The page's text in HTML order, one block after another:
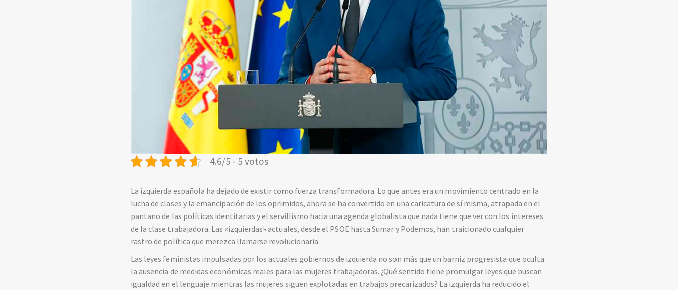
4.6/5 - 5 votos
La izquierda española ha dejado de existir como fuerza transformadora. Lo que antes era un movimiento centrado en la
lucha de clases y la emancipación de los oprimidos, ahora se ha convertido en una caricatura de sí misma, atrapada en el
pantano de las políticas identitarias y el servillismo hacia una agenda globalista que nada tiene que ver con los intereses
de la clase trabajadora. Las «izquierdas» actuales, desde el PSOE hasta Sumar y Podemos, han traicionado cualquier
rastro de política que merezca llamarse revolucionaria.
Las leyes feministas impulsadas por los actuales gobiernos de izquierda no son más que un barniz progresista que oculta
la ausencia de medidas económicas reales para las mujeres trabajadoras. ¿Qué sentido tiene promulgar leyes que buscan
igualdad en el lenguaje mientras las mujeres siguen explotadas en trabajos precarizados? La izquierda ha reducido el